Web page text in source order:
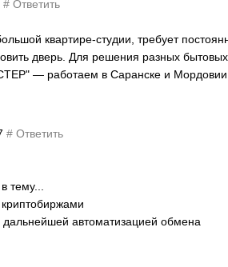
# Ответить
квартире-студии, требует
дверь. Для решения разных
— работаем в Саранске и Мордовии.
# Ответить
тему...
дальнейшей автоматизацией обмена